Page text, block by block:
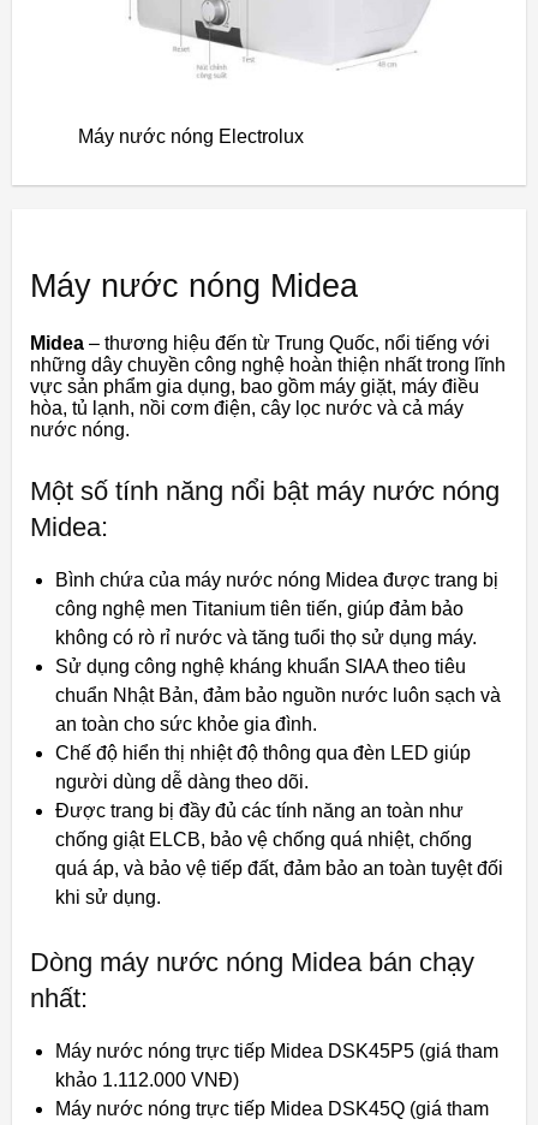
Máy nước nóng Electrolux
Máy nước nóng Midea
Midea – thương hiệu đến từ Trung Quốc, nổi tiếng với
những dây chuyền công nghệ hoàn thiện nhất trong lĩnh
vực sản phẩm gia dụng, bao gồm máy giặt, máy điều
hòa, tủ lạnh, nồi cơm điện, cây lọc nước và cả máy
nước nóng.
Một số tính năng nổi bật máy nước nóng
Midea:
Bình chứa của máy nước nóng Midea được trang bị
công nghệ men Titanium tiên tiến, giúp đảm bảo
không có rò rỉ nước và tăng tuổi thọ sử dụng máy.
Sử dụng công nghệ kháng khuẩn SIAA theo tiêu
chuẩn Nhật Bản, đảm bảo nguồn nước luôn sạch và
an toàn cho sức khỏe gia đình.
Chế độ hiển thị nhiệt độ thông qua đèn LED giúp
người dùng dễ dàng theo dõi.
Được trang bị đầy đủ các tính năng an toàn như
chống giật ELCB, bảo vệ chống quá nhiệt, chống
quá áp, và bảo vệ tiếp đất, đảm bảo an toàn tuyệt đối
khi sử dụng.
Dòng máy nước nóng Midea bán chạy
nhất:
Máy nước nóng trực tiếp Midea DSK45P5 (giá tham
khảo 1.112.000 VNĐ)
Máy nước nóng trực tiếp Midea DSK45Q (giá tham